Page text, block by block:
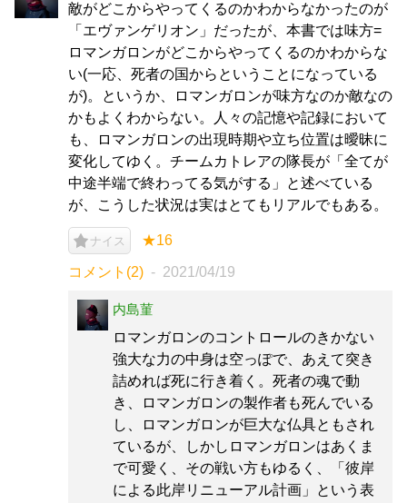
敵がどこからやってくるのかわからなかったのが
「エヴァンゲリオン」だったが、本書では味方=
ロマンガロンがどこからやってくるのかわからな
い(一応、死者の国からということになっている
が)。というか、ロマンガロンが味方なのか敵なの
かもよくわからない。人々の記憶や記録において
も、ロマンガロンの出現時期や立ち位置は曖昧に
変化してゆく。チームカトレアの隊長が「全てが
中途半端で終わってる気がする」と述べている
が、こうした状況は実はとてもリアルでもある。
ナイス ★16
コメント(2) 2021/04/19
内島菫
ロマンガロンのコントロールのきかない
強大な力の中身は空っぽで、あえて突き
詰めれば死に行き着く。死者の魂で動
き、ロマンガロンの製作者も死んでいる
し、ロマンガロンが巨大な仏具ともされ
ているが、しかしロマンガロンはあくま
で可愛く、その戦い方もゆるく、「彼岸
による此岸リニューアル計画」という表